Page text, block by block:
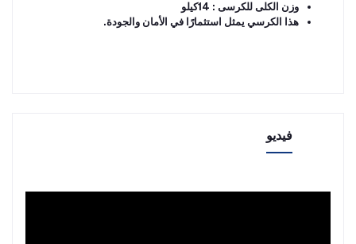
وزن الكلى للكرسى : 14كيلو
هذا الكرسي يمثل استثمارًا في الأمان والجودة.
فيديو